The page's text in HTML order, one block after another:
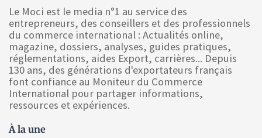
Le Moci est le media n°1 au service des
entrepreneurs, des conseillers et des professionnels
du commerce international : Actualités online,
magazine, dossiers, analyses, guides pratiques,
réglementations, aides Export, carrières... Depuis
130 ans, des générations d'exportateurs français
font confiance au Moniteur du Commerce
International pour partager informations,
ressources et expériences.
À la une